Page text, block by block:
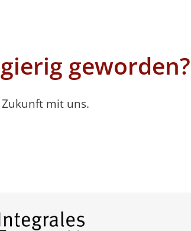
geworden?
mit uns.